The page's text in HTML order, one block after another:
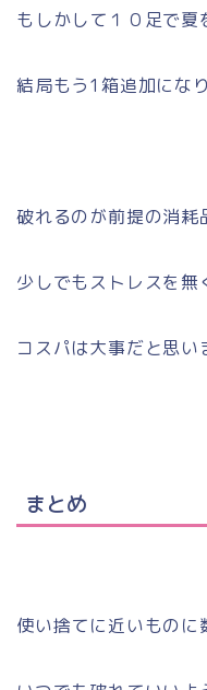
もしかして１０足で
結局もう1箱追加にな
破れるのが前提の消耗
少しでもストレスを無
コスパは大事だと思い
まとめ
使い捨てに近いものに